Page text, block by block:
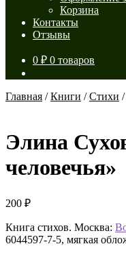
Корзина
Контакты
Отзывы
0 ₽ 0 товаров
Главная /Книги /Стихи /
Элина
человечья»
200 ₽
Книга стихов. Москва:
6044597-7-5, мягкая